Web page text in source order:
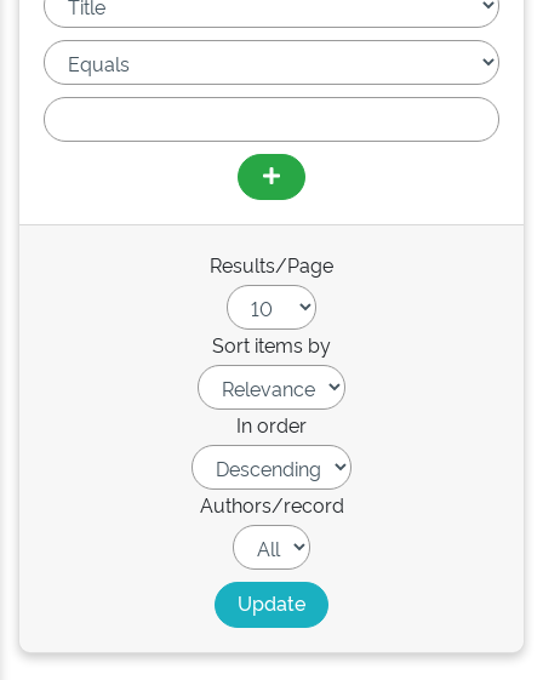
Results/Page
Sort items by
In order
Authors/record